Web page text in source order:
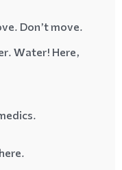
Don’t move.
Water! Here,
.Robin
.Barney